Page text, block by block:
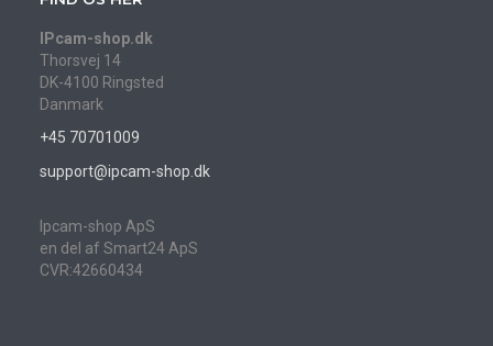
IPcam-shop.dk
Thorsvej 14
DK-4100 Ringsted
Danmark
+45 70701009
support@ipcam-shop.dk
Ipcam-shop ApS
en del af Smart24 ApS
CVR:42660434